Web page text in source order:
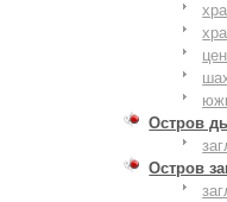
Остров
Остров